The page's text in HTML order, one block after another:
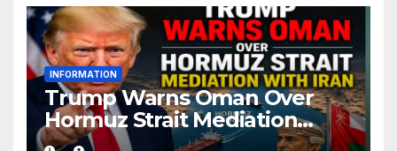
INFORMATION
Trump Warns Oman Over
Hormuz Strait Mediation
With Iran